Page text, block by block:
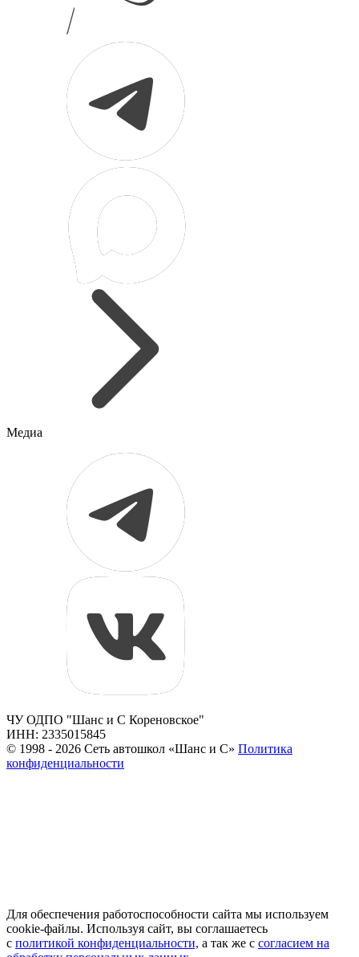
Медиа
ЧУ ОДПО "Шанс и С Кореновское"
ИНН: 2335015845
© 1998 - 2026 Сеть автошкол «Шанс и С» Политика
конфиденциальности
Для обеспечения работоспособности сайта мы используем
cookie-файлы. Используя сайт, вы соглашаетесь
с политикой конфиденциальности, а так же с согласием на